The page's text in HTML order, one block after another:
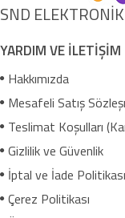
SND
YARDIM VE İLETİŞİM
Hakkımızda
Mesafeli Satış
Teslimat Koşulları
Gizlilik ve Güvenlik
İptal ve İade Politikası
Çerez Politikası